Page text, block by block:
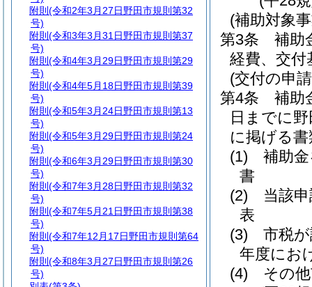
(補助対象
第3条
補助
経費、交付
(交付の申
第4条
補助
日までに
に掲げる
(1)
補助
書
(2)
当該
表
(3)
市税
年度にお
(4)
その
附則 (令和2年3月27日野田市規則第32
号)
附則 (令和3年3月31日野田市規則第37
号)
附則 (令和4年3月29日野田市規則第29
号)
附則 (令和4年5月18日野田市規則第39
号)
附則 (令和5年3月24日野田市規則第13
号)
附則 (令和5年3月29日野田市規則第24
号)
附則 (令和6年3月29日野田市規則第30
号)
附則 (令和7年3月28日野田市規則第32
号)
附則 (令和7年5月21日野田市規則第38
号)
附則 (令和7年12月17日野田市規則第64
号)
附則 (令和8年3月27日野田市規則第26
号)